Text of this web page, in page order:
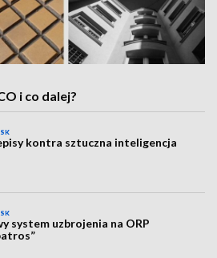
i co dalej?
kontra sztuczna inteligencja
system uzbrojenia na ORP